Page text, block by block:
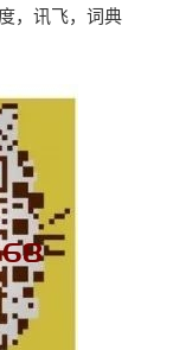
，讯飞，词典